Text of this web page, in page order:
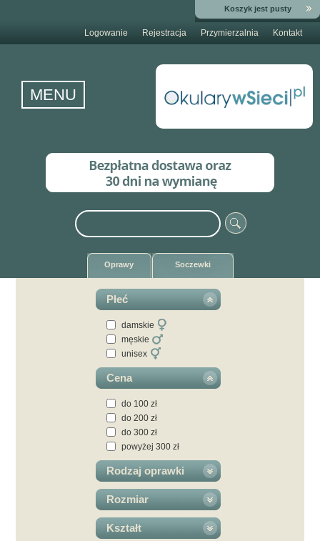
Koszyk jest pusty
Logowanie Rejestracja Przymierzalnia Kontakt
MENU
Oprawy Soczewki
Płeć
damskie
męskie
unisex
Cena
do 100 zł
do 200 zł
do 300 zł
powyżej 300 zł
Rodzaj oprawki
Rozmiar
Kształt